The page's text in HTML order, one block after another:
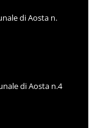
di Aosta n.
di Aosta n.4